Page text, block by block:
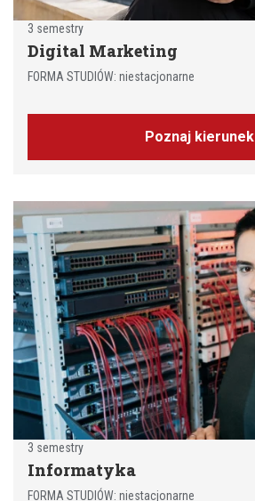
3 semestry
Digital Marketing
FORMA STUDIÓW: niestacjonarne
Poznaj kierunek
3 semestry
Informatyka
FORMA STUDIÓW: niestacjonarne